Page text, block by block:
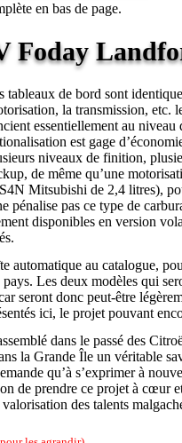
en bas de page.
Foday
tableaux de bord sont
la transmission, etc.
essentiellement au niveau
est gage
niveaux de finition,
de même qu’une
Mitsubishi de 2,4 litres),
pénalise pas ce type de
disponibles en version
automatique au catalogue,
pays. Les deux modèles qui
seront donc peut-être
ici, le projet pouvant
dans le passé des
la Grande Île un véritable
qu’à s’exprimer à
de prendre ce projet à cœur
des talents